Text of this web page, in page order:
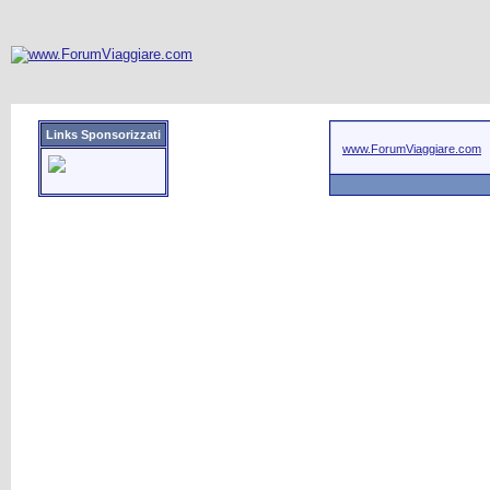
Links Sponsorizzati
www.ForumViaggiare.com